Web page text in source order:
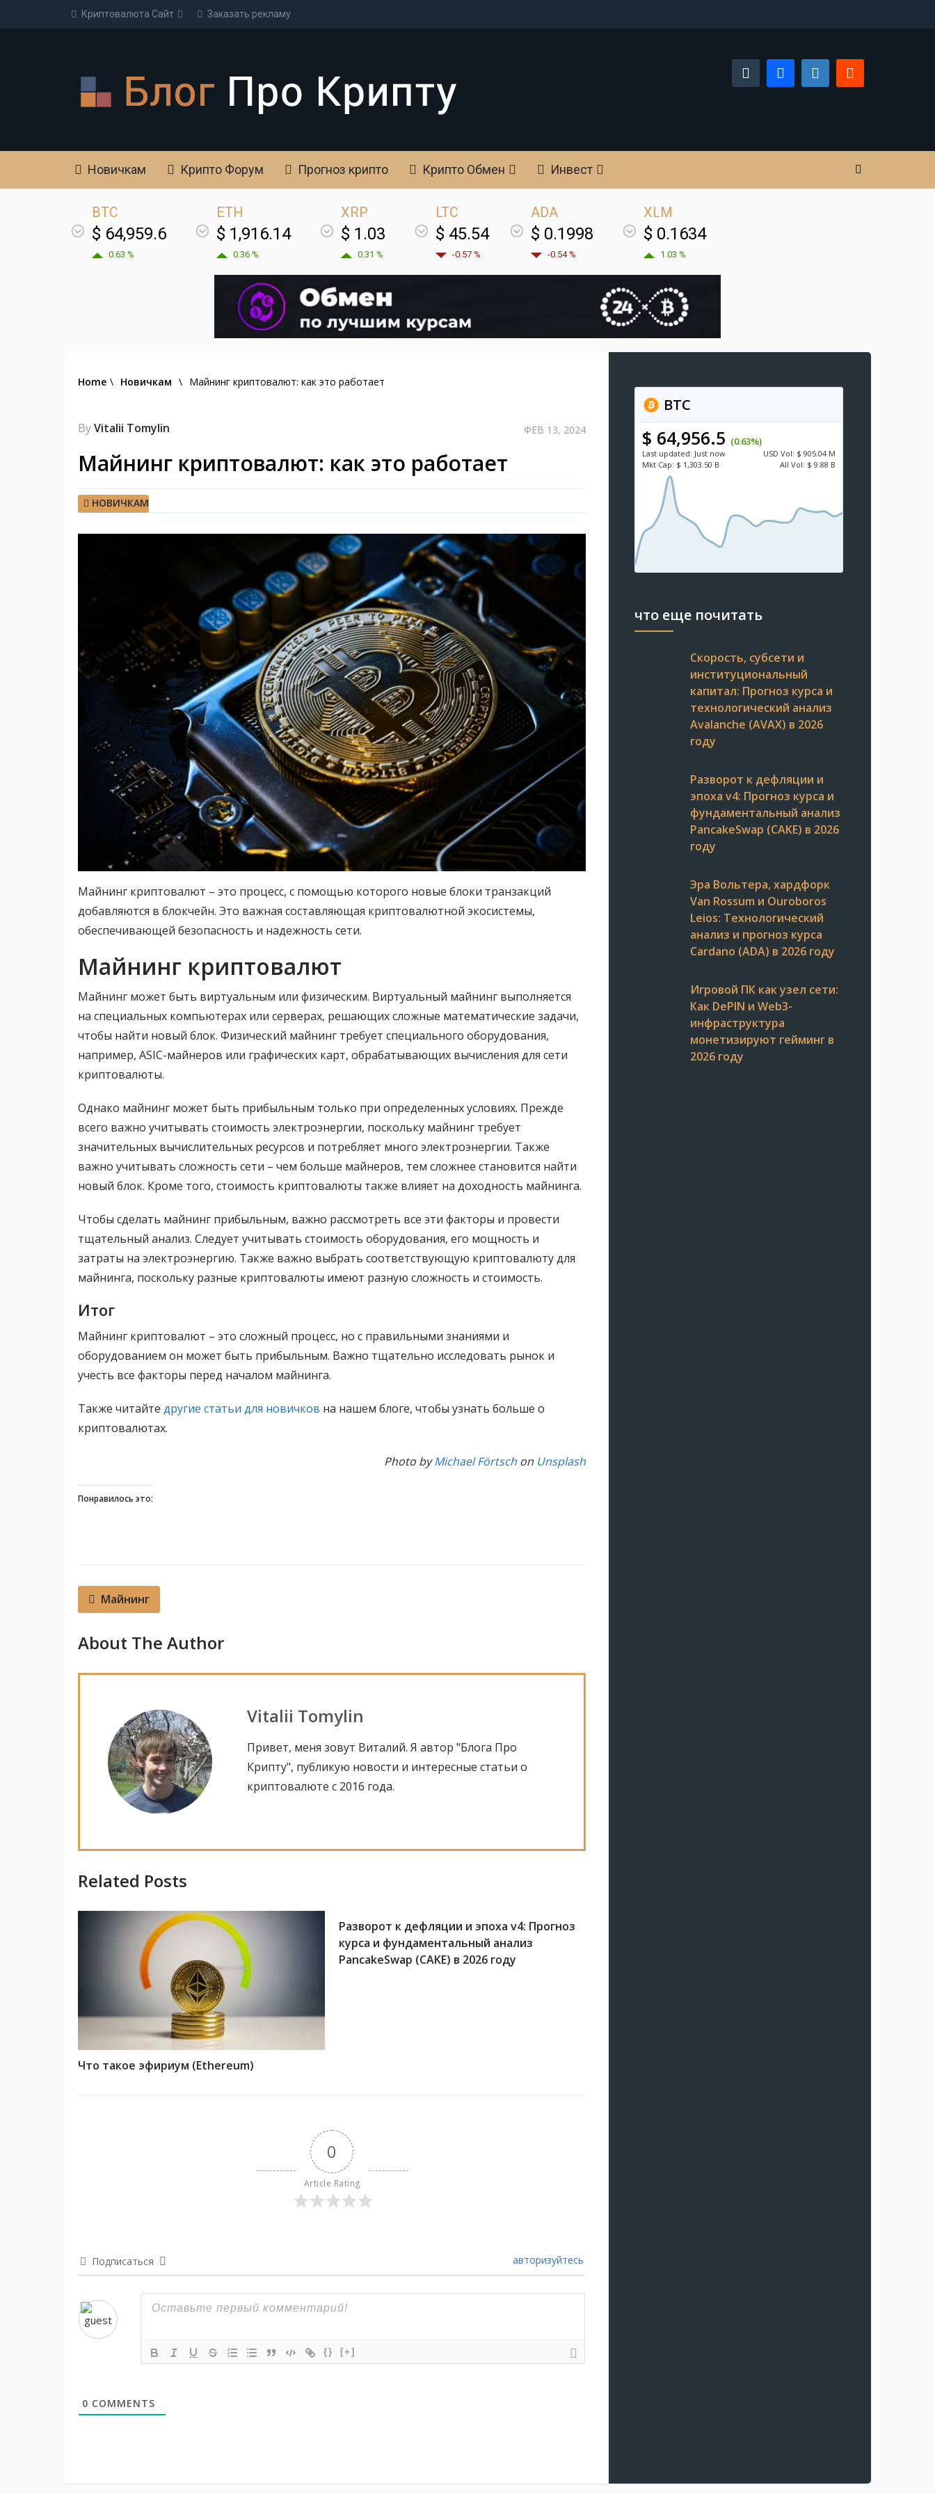
Криптовалюта Cайт Заказать рекламу
Новичкам Крипто Форум Прогноз крипто Крипто Обмен Инвест
BTC
$ 64,959.6
0.63 %
ETH
$ 1,916.14
0.36 %
XRP
$ 1.03
0.31 %
LTC
$ 45.54
-0.57 %
ADA
$ 0.1998
-0.54 %
XLM
$ 0.1634
1.03 %
Home \ Новичкам \ Майнинг криптовалют: как это работает
ByVitalii Tomylin ФЕВ 13, 2024
Майнинг криптовалют: как это работает
НОВИЧКАМ
Майнинг криптовалют – это процесс, с помощью которого новые блоки транзакций
добавляются в блокчейн. Это важная составляющая криптовалютной экосистемы,
обеспечивающей безопасность и надежность сети.
Майнинг криптовалют
Майнинг может быть виртуальным или физическим. Виртуальный майнинг выполняется
на специальных компьютерах или серверах, решающих сложные математические задачи,
чтобы найти новый блок. Физический майнинг требует специального оборудования,
например, ASIC-майнеров или графических карт, обрабатывающих вычисления для сети
криптовалюты.
Однако майнинг может быть прибыльным только при определенных условиях. Прежде
всего важно учитывать стоимость электроэнергии, поскольку майнинг требует
значительных вычислительных ресурсов и потребляет много электроэнергии. Также
важно учитывать сложность сети – чем больше майнеров, тем сложнее становится найти
новый блок. Кроме того, стоимость криптовалюты также влияет на доходность майнинга.
Чтобы сделать майнинг прибыльным, важно рассмотреть все эти факторы и провести
тщательный анализ. Следует учитывать стоимость оборудования, его мощность и
затраты на электроэнергию. Также важно выбрать соответствующую криптовалюту для
майнинга, поскольку разные криптовалюты имеют разную сложность и стоимость.
Итог
Майнинг криптовалют – это сложный процесс, но с правильными знаниями и
оборудованием он может быть прибыльным. Важно тщательно исследовать рынок и
учесть все факторы перед началом майнинга.
Также читайте другие статьи для новичков на нашем блоге, чтобы узнать больше о
криптовалютах.
Photo byMichael Förtsch on Unsplash
Понравилось это:
Майнинг
About The Author
Vitalii Tomylin
Привет, меня зовут Виталий. Я автор "Блога Про
Крипту", публикую новости и интересные статьи о
криптовалюте с 2016 года.
Related Posts
Что такое эфириум (Ethereum)
Разворот к дефляции и эпоха v4: Прогноз
курса и фундаментальный анализ
PancakeSwap (CAKE) в 2026 году
0
Article Rating
Подписаться авторизуйтесь
{} [+]
0 COMMENTS
BTC
$ 64,956.5 (0.63%)
Last updated: Just now USD Vol: $ 905.04 M
Mkt Cap: $ 1,303.50 B All Vol: $ 9.88 B
что еще почитать
Скорость, субсети и
институциональный
капитал: Прогноз курса и
технологический анализ
Avalanche (AVAX) в 2026
году
Разворот к дефляции и
эпоха v4: Прогноз курса и
фундаментальный анализ
PancakeSwap (CAKE) в 2026
году
Эра Вольтера, хардфорк
Van Rossum и Ouroboros
Leios: Технологический
анализ и прогноз курса
Cardano (ADA) в 2026 году
Игровой ПК как узел сети:
Как DePIN и Web3-
инфраструктура
монетизируют гейминг в
2026 году